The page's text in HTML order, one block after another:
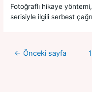
Fotoğraflı hikaye
serisiyle ilgili serbest
← Önceki sayfa 1